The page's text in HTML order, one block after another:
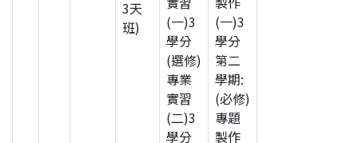
3天
班)
(一)3
學分
(選修)
專業
實習
(二)3
學分
(一)3
學分
第二
學期:
(必修)
專題
製作